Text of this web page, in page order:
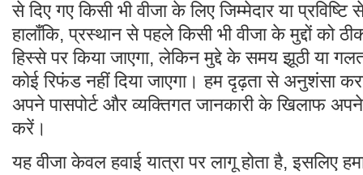
से दिए गए किसी भी वीजा के लिए जिम्मेदार या
हालाँकि, प्रस्थान से पहले किसी भी वीजा के मुद्दों को
हिस्से पर किया जाएगा, लेकिन मुद्दे के समय झूठी या गलत
कोई रिफंड नहीं दिया जाएगा। हम दृढ़ता से अनुशंसा
अपने पासपोर्ट और व्यक्तिगत जानकारी के खिलाफ
करें।
यह वीजा केवल हवाई यात्रा पर लागू होता है, इसलिए